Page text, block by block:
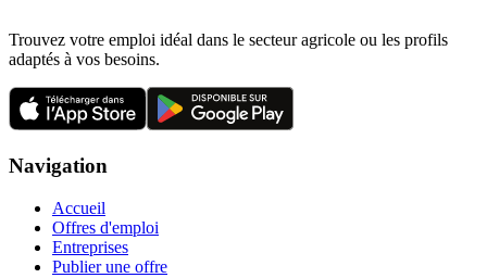
Trouvez votre emploi idéal dans le secteur agricole ou les profils
adaptés à vos besoins.
Navigation
Accueil
Offres d'emploi
Entreprises
Publier une offre